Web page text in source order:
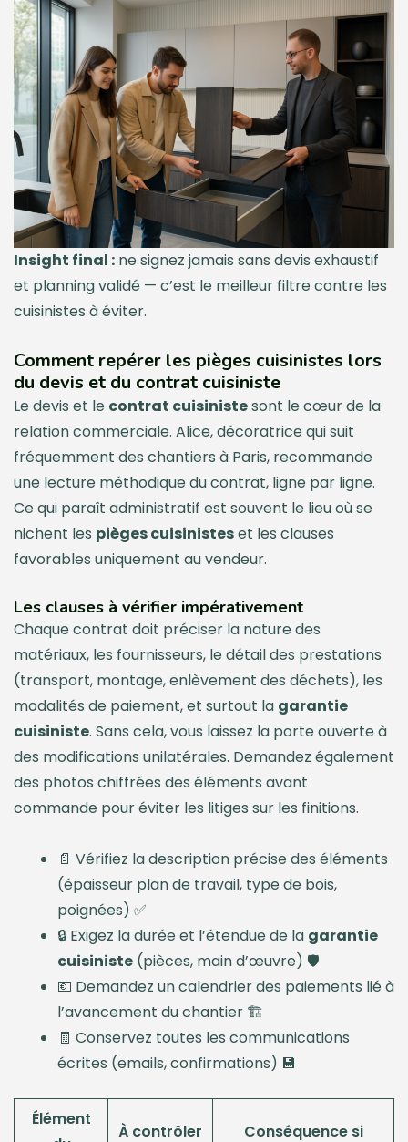
Insight final : ne signez jamais sans devis exhaustif
et planning validé — c’est le meilleur filtre contre les
cuisinistes à éviter.
Comment repérer les pièges cuisinistes lors
du devis et du contrat cuisiniste
Le devis et le contrat cuisinistesont le cœur de la
relation commerciale. Alice, décoratrice qui suit
fréquemment des chantiers à Paris, recommande
une lecture méthodique du contrat, ligne par ligne.
Ce qui paraît administratif est souvent le lieu où se
nichent les pièges cuisinisteset les clauses
favorables uniquement au vendeur.
Les clauses à vérifier impérativement
Chaque contrat doit préciser la nature des
matériaux, les fournisseurs, le détail des prestations
(transport, montage, enlèvement des déchets), les
modalités de paiement, et surtout la garantie
cuisiniste. Sans cela, vous laissez la porte ouverte à
des modifications unilatérales. Demandez également
des photos chiffrées des éléments avant
commande pour éviter les litiges sur les finitions.
📄 Vérifiez la description précise des éléments
(épaisseur plan de travail, type de bois,
poignées) ✅
🔒 Exigez la durée et l’étendue de la garantie
cuisiniste (pièces, main d’œuvre) 🛡️
💶 Demandez un calendrier des paiements lié à
l’avancement du chantier 🏗️
🧾 Conservez toutes les communications
écrites (emails, confirmations) 💾
Élément
À contrôler
Conséquence si